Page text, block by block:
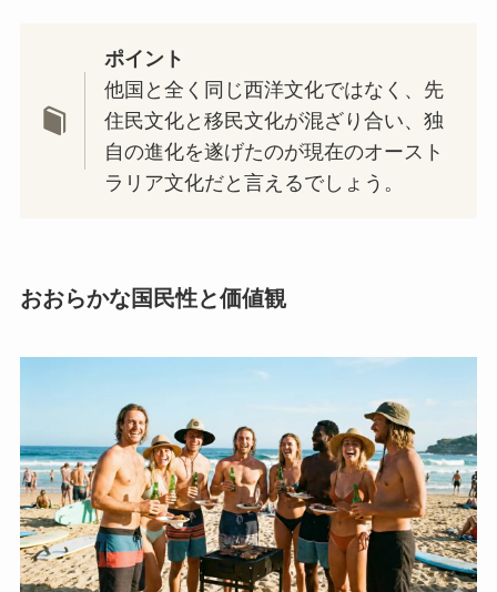
ポイント
他国と全く同じ西洋文化ではなく、先
住民文化と移民文化が混ざり合い、独
自の進化を遂げたのが現在のオースト
ラリア文化だと言えるでしょう。
おおらかな国民性と価値観